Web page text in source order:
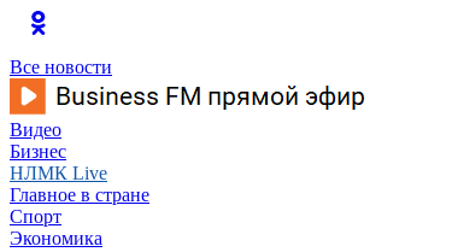
Все новости
Видео
Бизнес
НЛМК Live
Главное в стране
Спорт
Экономика